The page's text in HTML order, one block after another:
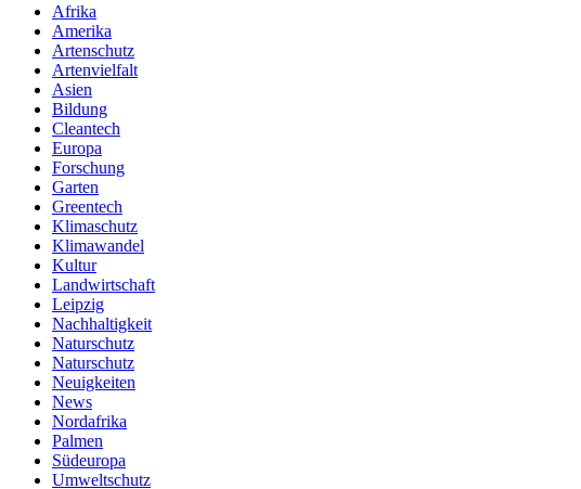
Afrika
Amerika
Artenschutz
Artenvielfalt
Asien
Bildung
Cleantech
Europa
Forschung
Garten
Greentech
Klimaschutz
Klimawandel
Kultur
Landwirtschaft
Leipzig
Nachhaltigkeit
Naturschutz
Naturschutz
Neuigkeiten
News
Nordafrika
Palmen
Südeuropa
Umweltschutz